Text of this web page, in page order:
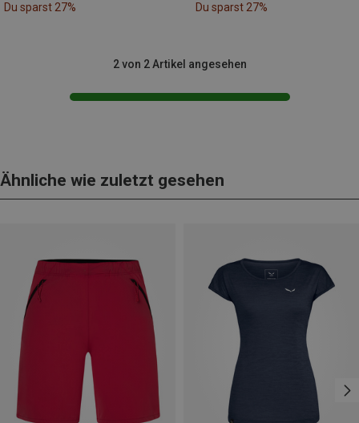
Du sparst 27% Du sparst 27%
2 von 2 Artikel angesehen
Ähnliche wie zuletzt gesehen